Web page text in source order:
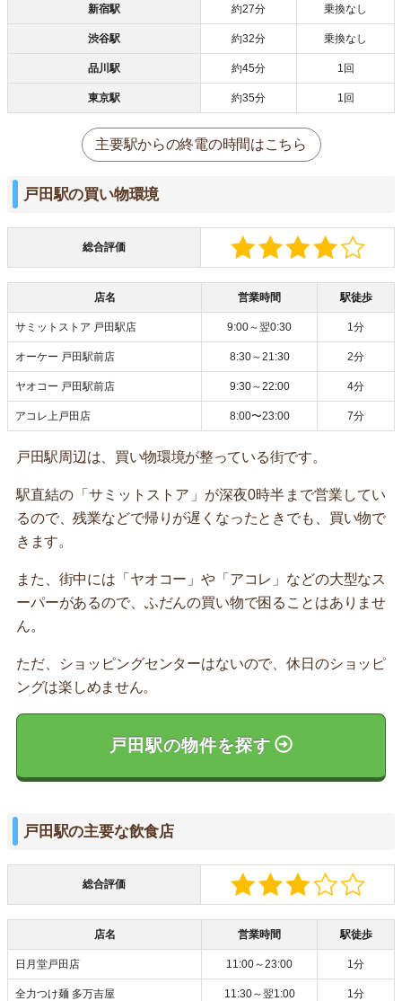
新宿駅 約27分 乗換なし
渋谷駅 約32分 乗換なし
品川駅 約45分 1回
東京駅 約35分 1回
主要駅からの終電の時間はこちら
戸田駅の買い物環境
総合評価
店名 営業時間 駅徒歩
サミットストア 戸田駅店 9:00～翌0:30 1分
オーケー 戸田駅前店 8:30～21:30 2分
ヤオコー 戸田駅前店 9:30～22:00 4分
アコレ上戸田店 8:00〜23:00 7分
戸田駅周辺は、買い物環境が整っている街です。
駅直結の「サミットストア」が深夜0時半まで営業してい
るので、残業などで帰りが遅くなったときでも、買い物で
きます。
また、街中には「ヤオコー」や「アコレ」などの大型なス
ーパーがあるので、ふだんの買い物で困ることはありませ
ん。
ただ、ショッピングセンターはないので、休日のショッピ
ングは楽しめません。
戸田駅の物件を探す
戸田駅の主要な飲食店
総合評価
店名 営業時間 駅徒歩
日月堂戸田店 11:00～23:00 1分
全力つけ麺 多万吉屋 11:30～翌1:00 1分